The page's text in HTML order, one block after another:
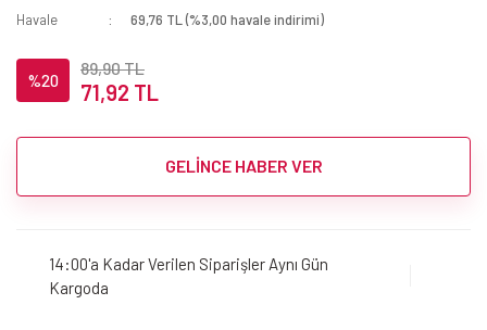
Havale
69,76 TL (%3,00 havale indirimi)
%20
89,90 TL
71,92 TL
GELİNCE HABER VER
14:00'a Kadar Verilen Siparişler Aynı Gün
Kargoda